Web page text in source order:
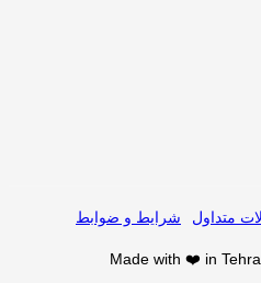
متداول شرایط و ضوابط
Made with ❤️ in